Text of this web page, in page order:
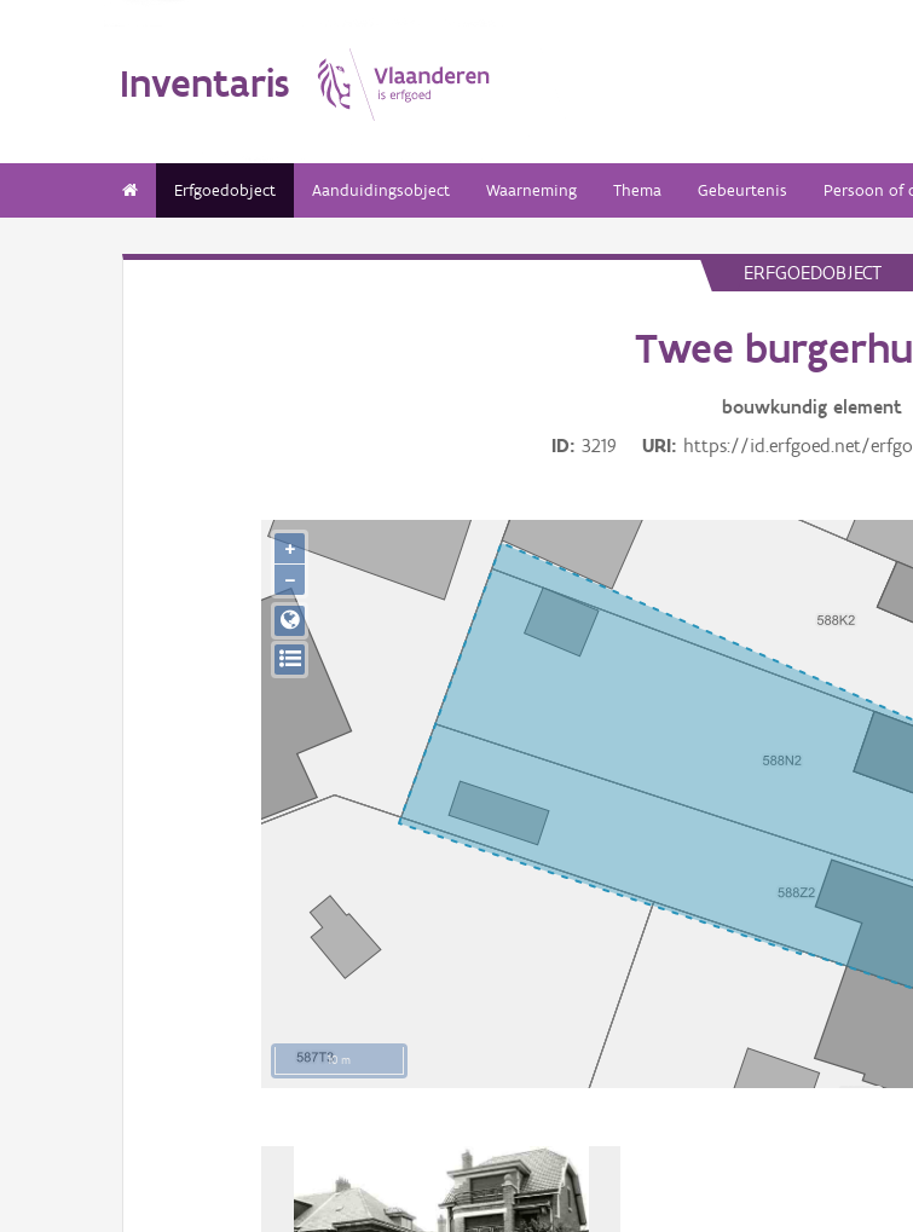
Inventaris
Erfgoedobject Aanduidingsobject Waarneming Thema Gebeurtenis Persoon of
ERFGOEDOBJECT
Twee
bouwkundig element
ID
3219 URI https://id.erfgoed.net/
10 m
+
−